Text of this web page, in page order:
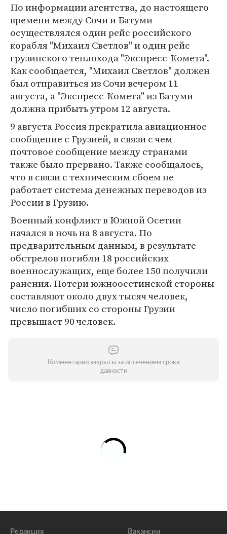
По информации агентства, до настоящего
времени между Сочи и Батуми
осуществлялся один рейс российского
корабля "Михаил Светлов" и один рейс
грузинского теплохода "Экспресс-Комета".
Как сообщается, "Михаил Светлов" должен
был отправиться из Сочи вечером 11
августа, а "Экспресс-Комета" из Батуми
должна прибыть утром 12 августа.
9 августа Россия прекратила авиационное
сообщение с Грузией, в связи с чем
почтовое сообщение между странами
также было прервано. Также сообщалось,
что в связи с техническим сбоем не
работает система денежных переводов из
России в Грузию.
Военный конфликт в Южной Осетии
начался в ночь на 8 августа. По
предварительным данным, в результате
обстрелов погибли 18 российских
военнослужащих, еще более 150 получили
ранения. Потери южноосетинской стороны
составляют около двух тысяч человек,
число погибших со стороны Грузии
превышает 90 человек.
Комментарии закрыты за истечением срока
давности
Редакция Вакансии